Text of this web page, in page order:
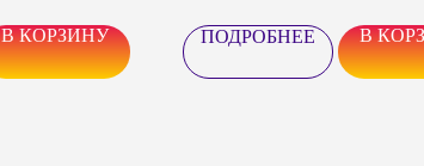
В КОРЗИНУ ПОДРОБНЕЕ В